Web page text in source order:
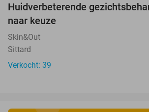
Huidverbeterende
naar keuze
Skin&Out
Sittard
Verkocht: 39